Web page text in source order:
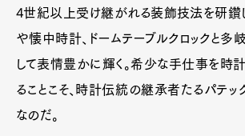
4世紀以上受け継がれる装飾技法を研鑽
や懐中時計、ドームテーブルクロックと多
して表情豊かに輝く。希少な手仕事を時
ることこそ、時計伝統の継承者たるパテッ
なのだ。